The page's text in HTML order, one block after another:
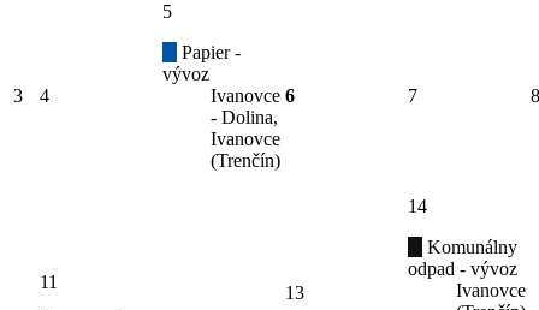
3 4
5
Papier -
vývoz
Ivanovce
- Dolina,
Ivanovce
(Trenčín)
6 7 8
11
13
14
Komunálny
odpad - vývoz
Ivanovce